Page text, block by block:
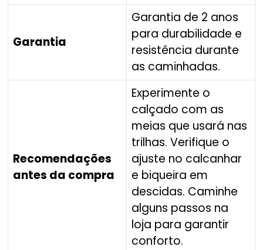
Garantia
Garantia de 2 anos
para durabilidade e
resistência durante
as caminhadas.
Recomendações
antes da compra
Experimente o
calçado com as
meias que usará nas
trilhas. Verifique o
ajuste no calcanhar
e biqueira em
descidas. Caminhe
alguns passos na
loja para garantir
conforto.